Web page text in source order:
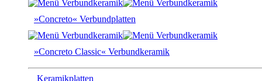
»Concreto« Verbundplatten
»Concreto Classic« Verbundkeramik
Keramikplatten